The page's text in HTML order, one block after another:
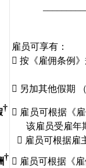
雇员可享有：
 按《雇佣条例
 另加其他假期
†  雇员可根据《
该雇员受雇年
 雇员可根据雇
†  雇员可根据《